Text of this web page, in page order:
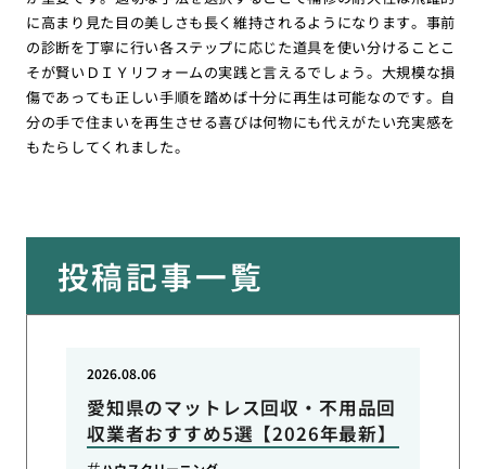
に高まり見た目の美しさも長く維持されるようになります。事前
の診断を丁寧に行い各ステップに応じた道具を使い分けることこ
そが賢いＤＩＹリフォームの実践と言えるでしょう。大規模な損
傷であっても正しい手順を踏めば十分に再生は可能なのです。自
分の手で住まいを再生させる喜びは何物にも代えがたい充実感を
もたらしてくれました。
投稿記事一覧
愛知県のマットレス回収・不用品回
収業者おすすめ5選【2026年最新】
2026.08.06